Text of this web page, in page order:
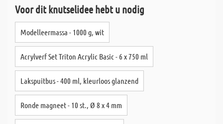
Voor dit knutselidee hebt u nodig
Modelleermassa - 1000 g, wit
Acrylverf Set Triton Acrylic Basic - 6 x 750 ml
Lakspuitbus - 400 ml, kleurloos glanzend
Ronde magneet - 10 st., Ø 8 x 4 mm